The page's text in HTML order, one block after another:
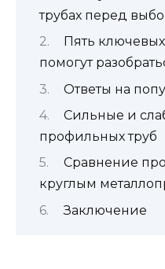
трубах перед
Пять
помогут
Ответы на
Сильные и
профильных труб
Сравнение
круглым
Заключение